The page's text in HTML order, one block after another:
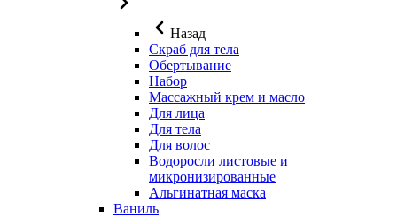
Назад
Скраб для тела
Обертывание
Набор
Массажный крем и масло
Для лица
Для тела
Для волос
Водоросли листовые и
микронизированные
Альгинатная маска
Ваниль